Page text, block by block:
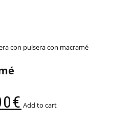
€ Add to cart